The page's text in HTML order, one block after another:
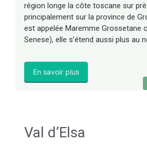
région longe la côte toscane sur
principalement sur la province de
est appelée Maremme Grossetane
Senese), elle s’étend aussi plus au
En savoir plus
Val d’Elsa